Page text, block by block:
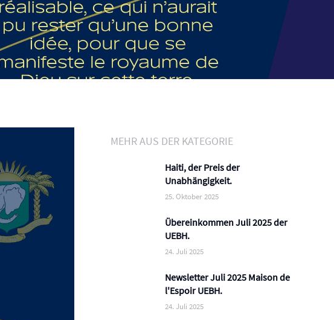
MEHR AUS DER KATEGORIE
Haiti, der Preis der
Unabhängigkeit.
25. Oktober 2025
Übereinkommen Juli 2025 der
UEBH.
24. Juli 2025
Newsletter Juli 2025 Maison de
l'Espoir UEBH.
24. Juli 2025